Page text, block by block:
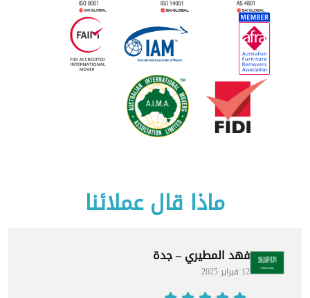
ماذا قال عملائنا
فهد المطيري – جدة
12 فبراير 2025